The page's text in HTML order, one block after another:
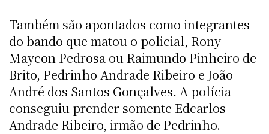
Também são apontados como integrantes
do bando que matou o policial, Rony
Maycon Pedrosa ou Raimundo Pinheiro de
Brito, Pedrinho Andrade Ribeiro e João
André dos Santos Gonçalves. A polícia
conseguiu prender somente Edcarlos
Andrade Ribeiro, irmão de Pedrinho.